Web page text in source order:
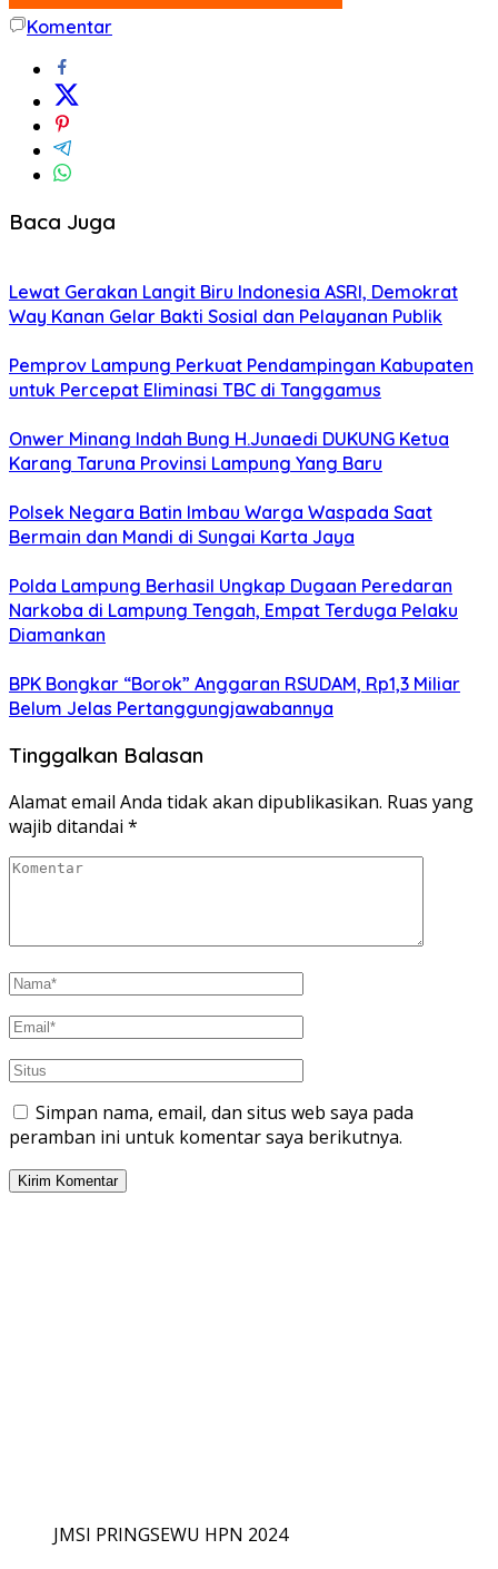
Komentar
Baca Juga
Lewat Gerakan Langit Biru Indonesia ASRI, Demokrat
Way Kanan Gelar Bakti Sosial dan Pelayanan Publik
Pemprov Lampung Perkuat Pendampingan Kabupaten
untuk Percepat Eliminasi TBC di Tanggamus
Onwer Minang Indah Bung H.Junaedi DUKUNG Ketua
Karang Taruna Provinsi Lampung Yang Baru
Polsek Negara Batin Imbau Warga Waspada Saat
Bermain dan Mandi di Sungai Karta Jaya
Polda Lampung Berhasil Ungkap Dugaan Peredaran
Narkoba di Lampung Tengah, Empat Terduga Pelaku
Diamankan
BPK Bongkar “Borok” Anggaran RSUDAM, Rp1,3 Miliar
Belum Jelas Pertanggungjawabannya
Tinggalkan Balasan
Alamat email Anda tidak akan dipublikasikan. Ruas yang
wajib ditandai *
Simpan nama, email, dan situs web saya pada
peramban ini untuk komentar saya berikutnya.
JMSI PRINGSEWU HPN 2024